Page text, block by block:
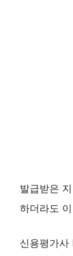
발급받은
하더라도
신용평가사